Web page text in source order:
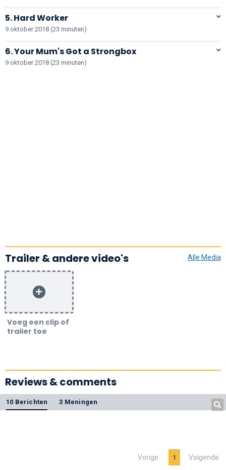
5. Hard Worker
9 oktober 2018 (23 minuten)
6. Your Mum's Got a Strongbox
9 oktober 2018 (23 minuten)
Trailer & andere video's Alle Media
Voeg een clip of
trailer toe
Reviews & comments
10 Berichten 3 Meningen
Vorige 1 Volgende